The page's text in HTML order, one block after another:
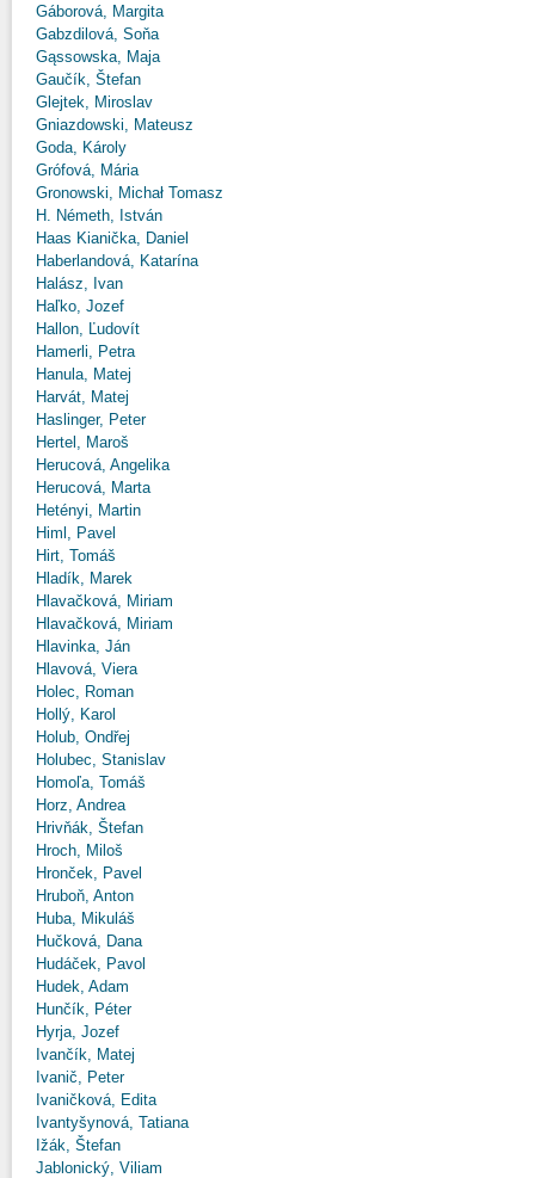
Gáborová, Margita
Gabzdilová, Soňa
Gąssowska, Maja
Gaučík, Štefan
Glejtek, Miroslav
Gniazdowski, Mateusz
Goda, Károly
Grófová, Mária
Gronowski, Michał Tomasz
H. Németh, István
Haas Kianička, Daniel
Haberlandová, Katarína
Halász, Ivan
Haľko, Jozef
Hallon, Ľudovít
Hamerli, Petra
Hanula, Matej
Harvát, Matej
Haslinger, Peter
Hertel, Maroš
Herucová, Angelika
Herucová, Marta
Hetényi, Martin
Himl, Pavel
Hirt, Tomáš
Hladík, Marek
Hlavačková, Miriam
Hlavačková, Miriam
Hlavinka, Ján
Hlavová, Viera
Holec, Roman
Hollý, Karol
Holub, Ondřej
Holubec, Stanislav
Homoľa, Tomáš
Horz, Andrea
Hrivňák, Štefan
Hroch, Miloš
Hronček, Pavel
Hruboň, Anton
Huba, Mikuláš
Hučková, Dana
Hudáček, Pavol
Hudek, Adam
Hunčík, Péter
Hyrja, Jozef
Ivančík, Matej
Ivanič, Peter
Ivaničková, Edita
Ivantyšynová, Tatiana
Ižák, Štefan
Jablonický, Viliam